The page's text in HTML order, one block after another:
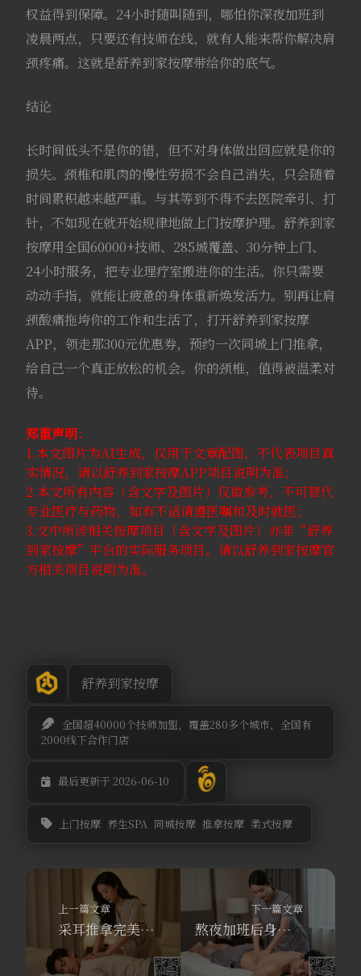
权益得到保障。24小时随叫随到，哪怕你深夜加班到
凌晨两点，只要还有技师在线，就有人能来帮你解决肩
颈疼痛。这就是舒养到家按摩带给你的底气。
结论
长时间低头不是你的错，但不对身体做出回应就是你的
损失。颈椎和肌肉的慢性劳损不会自己消失，只会随着
时间累积越来越严重。与其等到不得不去医院牵引、打
针，不如现在就开始规律地做上门按摩护理。舒养到家
按摩用全国60000+技师、285城覆盖、30分钟上门、
24小时服务，把专业理疗室搬进你的生活。你只需要
动动手指，就能让疲惫的身体重新焕发活力。别再让肩
颈酸痛拖垮你的工作和生活了，打开舒养到家按摩
APP，领走那300元优惠券，预约一次同城上门推拿，
给自己一个真正放松的机会。你的颈椎，值得被温柔对
待。
郑重声明：
1.本文图片为AI生成，仅用于文章配图，不代表项目真
实情况，请以舒养到家按摩APP项目说明为准；
2.本文所有内容（含文字及图片）仅做参考，不可替代
专业医疗与药物，如有不适请遵医嘱和及时就医；
3.文中所涉相关按摩项目（含文字及图片）亦非“舒养
到家按摩”平台的实际服务项目。请以舒养到家按摩官
方相关项目说明为准。
舒养到家按摩
全国超40000个技师加盟，覆盖280多个城市，全国有
2000线下合作门店
最后更新于 2026-06-10
上门按摩 养生SPA 同城按摩 推拿按摩 柔式按摩
上一篇文章
采耳推拿完美结合，舒养到家按摩带你解锁沉浸式养生新体验
下一篇文章
熬夜加班后身体被掏空？舒养到家按摩60分钟满血复活